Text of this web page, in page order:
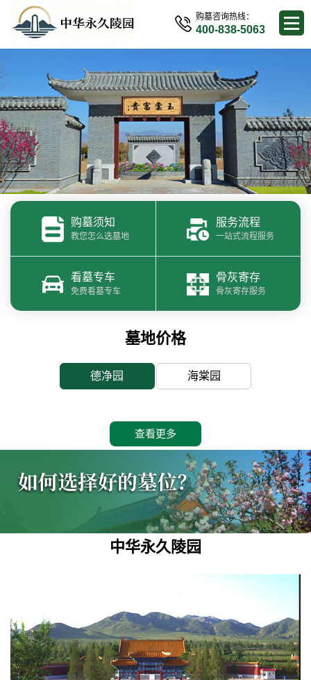
购墓咨询热线：
400-838-5063
购墓须知
教您怎么选墓地
服务流程
一站式流程服务
看墓专车
免费看墓专车
骨灰寄存
骨灰寄存服务
墓地价格
德净园 海棠园
查看更多
中华永久陵园